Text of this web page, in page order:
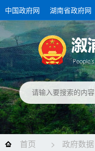
中国政府网 湖南省政府网
首页 > 政府数据